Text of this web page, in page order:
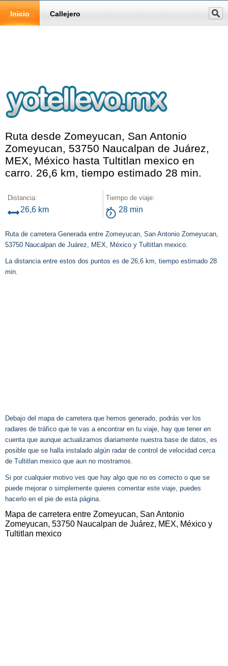
Inicio Callejero
Ruta desde Zomeyucan, San Antonio
Zomeyucan, 53750 Naucalpan de Juárez,
MEX, México hasta Tultitlan mexico en
carro. 26,6 km, tiempo estimado 28 min.
Distancia:
26,6 km
Tiempo de viaje:
28 min
Ruta de carretera Generada entre Zomeyucan, San Antonio Zomeyucan,
53750 Naucalpan de Juárez, MEX, México y Tultitlan mexico.
La distancia entre estos dos puntos es de 26,6 km, tiempo estimado 28
min.
Debajo del mapa de carretera que hemos generado, podrás ver los
radares de tráfico que te vas a encontrar en tu viaje, hay que tener en
cuenta que aunque actualizamos diariamente nuestra base de datos, es
posible que se halla instalado algún radar de control de velocidad cerca
de Tultitlan mexico que aun no mostramos.
Si por cualquier motivo ves que hay algo que no es correcto o que se
puede mejorar o simplemente quieres comentar este viaje, puedes
hacerlo en el pie de esta página.
Mapa de carretera entre Zomeyucan, San Antonio
Zomeyucan, 53750 Naucalpan de Juárez, MEX, México y
Tultitlan mexico